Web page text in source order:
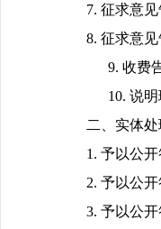
7. 征求意
8. 征求意
9. 收费告
10. 说明
二、实体
1. 予以公
2. 予以公
3. 予以公